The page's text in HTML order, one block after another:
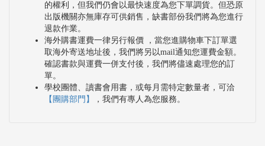
的權利，但我們仍會以最快速度為您下單調貨。但恐原
出版機關亦無庫存可供銷售，缺書部份我們將為您進行
退款作業。
海外購書運費一律另行報價 ，當您進購物車下訂單選
取海外寄送地址後，我們將另以mail通知您運費金額。
確認書款與運費一併支付後，我們將儘速處理您的訂
單。
學校團體、讀書會用書，或每月需特定數量者，可洽
【團購部門】
，我們有專人為您服務。